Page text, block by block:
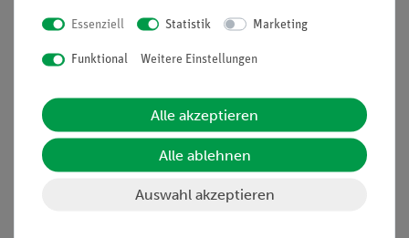
Nach oben
Informationen
Essenziell Statistik Marketing
Funktional Weitere Einstellungen
Alle akzeptieren
Alle ablehnen
Auswahl akzeptieren